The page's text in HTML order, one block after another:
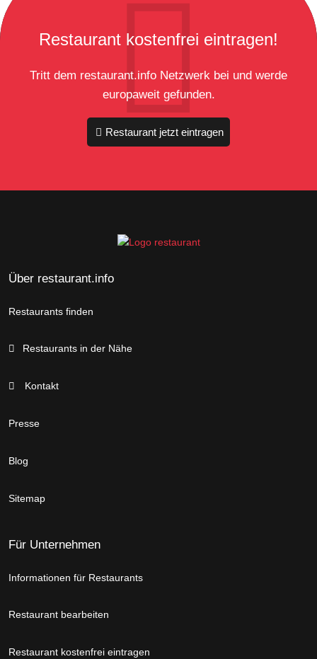
Restaurant kostenfrei eintragen!
Tritt dem restaurant.info Netzwerk bei und werde
europaweit gefunden.
Restaurant jetzt eintragen
Über restaurant.info
Restaurants finden
Restaurants in der Nähe
Kontakt
Presse
Blog
Sitemap
Für Unternehmen
Informationen für Restaurants
Restaurant bearbeiten
Restaurant kostenfrei eintragen